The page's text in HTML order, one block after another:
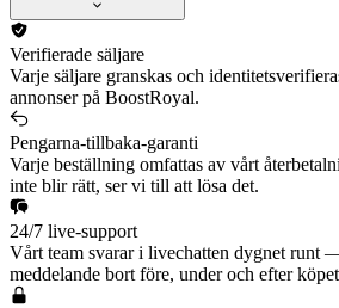
Verifierade säljare
Varje säljare granskas och
annonser på BoostRoyal.
Pengarna-tillbaka-garanti
Varje beställning omfattas av vårt
inte blir rätt, ser vi till att lösa det.
24/7 live-support
Vårt team svarar i livechatten dygnet runt
meddelande bort före, under och efter